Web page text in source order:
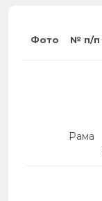
Фото № п/п
Рама